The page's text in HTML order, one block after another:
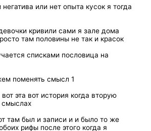
или нет опыта кусок я тогда
кривили сами я зале дома
там половины не так и красок
списками пословица на
поменять смысл 1
эта вот история когда вторую
смыслах
там был и записи и и было то же
рифы после этого когда я